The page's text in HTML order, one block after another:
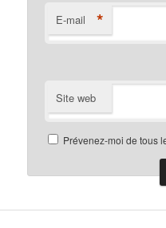
E-mail *
Site web
Prévenez-moi de tous